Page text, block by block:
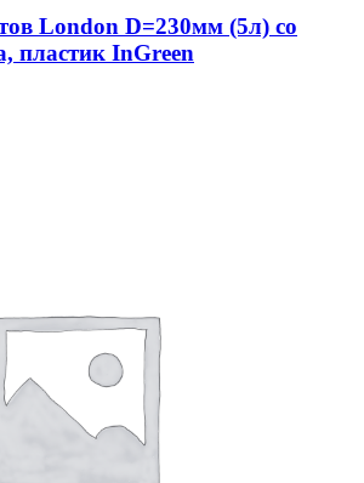
London D=230мм (5л) со
пластик InGreen